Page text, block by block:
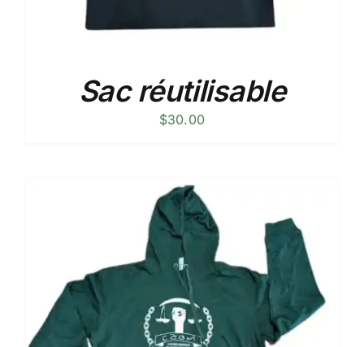
Sac réutilisable
$30.00